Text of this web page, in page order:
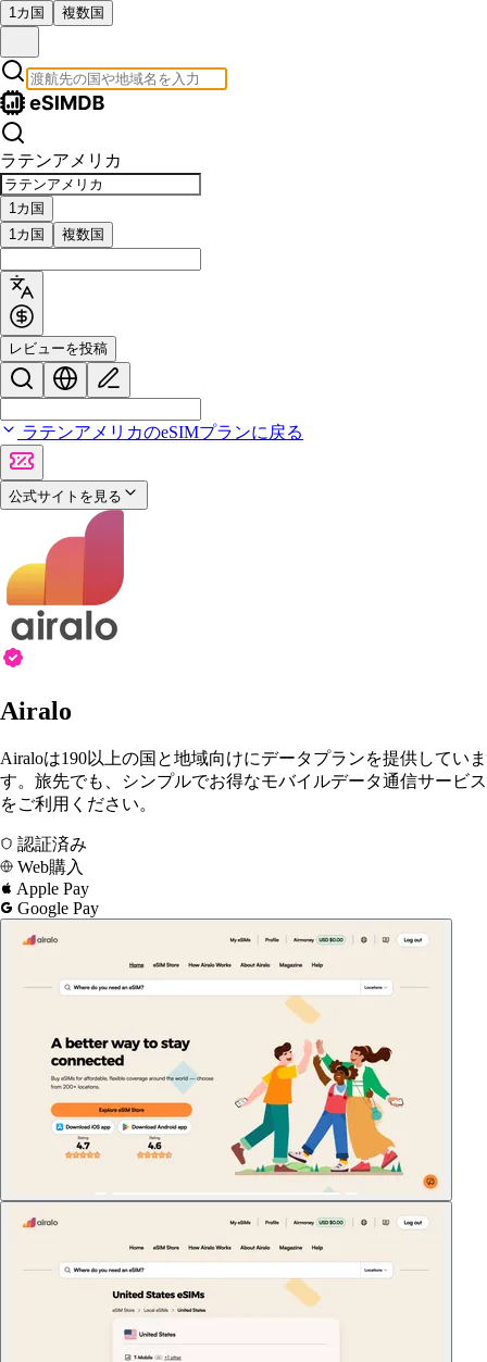
1カ国 複数国
ラテンアメリカ
1カ国
1カ国
複数国
レビューを投稿
ラテンアメリカのeSIMプランに戻る
公式サイトを見る
Airalo
Airaloは190以上の国と地域向けにデータプランを提供していま
す。旅先でも、シンプルでお得なモバイルデータ通信サービス
をご利用ください。
認証済み
Web購入
Apple Pay
Google Pay